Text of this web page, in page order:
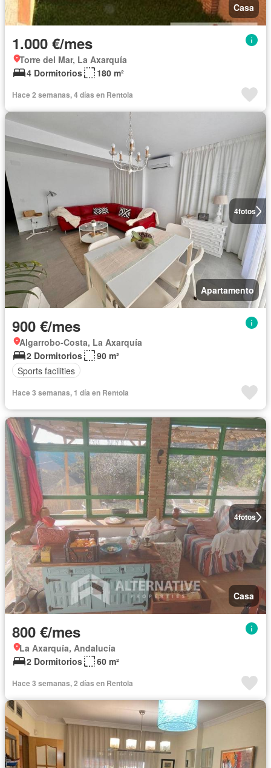
Casa
1.000 €/mes
Torre del Mar, La Axarquía
4 Dormitorios
180 m²
Hace 2 semanas, 4 días en Rentola
4fotos
Apartamento
900 €/mes
Algarrobo-Costa, La Axarquía
2 Dormitorios
90 m²
Sports facilities
Hace 3 semanas, 1 día en Rentola
4fotos
Casa
800 €/mes
La Axarquía, Andalucía
2 Dormitorios
60 m²
Hace 3 semanas, 2 días en Rentola